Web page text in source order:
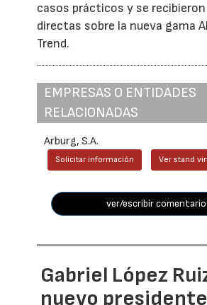
casos prácticos y se
directas sobre la nueva gama
Trend.
EMPRESAS O ENTIDADES
RELACIONADAS
Arburg, S.A.
Solicitar información Ver stand
ver/escribir
Gabriel López
nuevo